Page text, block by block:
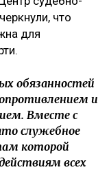
что
для
обязанностей
и
Вместе с
служебное
которой
всех